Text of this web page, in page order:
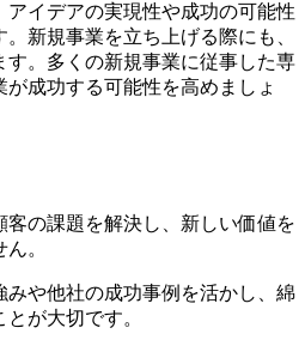
アイデアの実現性や成功の可能性
新規事業を立ち上げる際にも、
。多くの新規事業に従事した専
成功する可能性を高めましょ
の課題を解決し、新しい価値を
。
みや他社の成功事例を活かし、綿
が大切です。